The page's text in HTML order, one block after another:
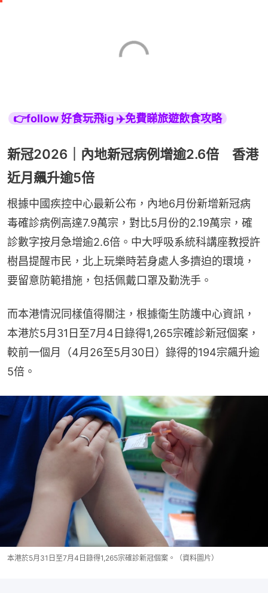
👉follow 好食玩飛ig ✈️免費睇旅遊飲食攻略
新冠2026｜內地新冠病例增逾2.6倍 香港
近月飆升逾5倍
根據中國疾控中心最新公布，內地6月份新增新冠病
毒確診病例高達7.9萬宗，對比5月份的2.19萬宗，確
診數字按月急增逾2.6倍。中大呼吸系統科講座教授許
樹昌提醒市民，北上玩樂時若身處人多擠迫的環境，
要留意防範措施，包括佩戴口罩及勤洗手。
而本港情況同樣值得關注，根據衞生防護中心資訊，
本港於5月31日至7月4日錄得1,265宗確診新冠個案，
較前一個月（4月26至5月30日）錄得的194宗飆升逾
5倍。
本港於5月31日至7月4日錄得1,265宗確診新冠個案。（資料圖片）